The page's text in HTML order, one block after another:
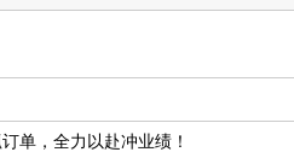
单，全力以赴冲业绩！